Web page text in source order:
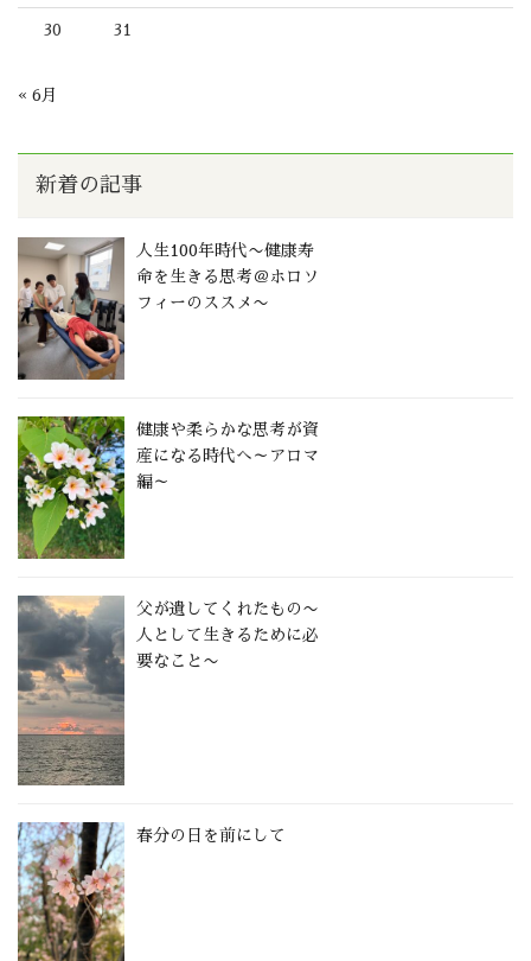
30 31
« 6月
新着の記事
人生100年時代〜健康寿
命を生きる思考＠ホロソ
フィーのススメ〜
健康や柔らかな思考が資
産になる時代へ～アロマ
編～
父が遺してくれたもの〜
人として生きるために必
要なこと〜
春分の日を前にして